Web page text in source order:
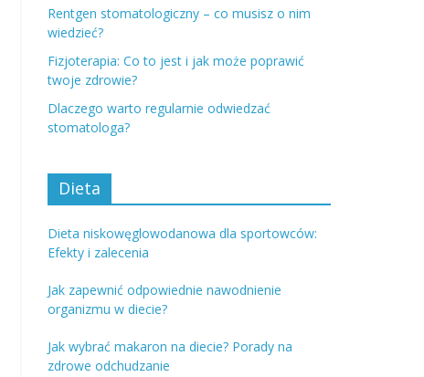
Rentgen stomatologiczny – co musisz o nim
wiedzieć?
Fizjoterapia: Co to jest i jak może poprawić
twoje zdrowie?
Dlaczego warto regularnie odwiedzać
stomatologa?
Dieta
Dieta niskowęglowodanowa dla sportowców:
Efekty i zalecenia
Jak zapewnić odpowiednie nawodnienie
organizmu w diecie?
Jak wybrać makaron na diecie? Porady na
zdrowe odchudzanie